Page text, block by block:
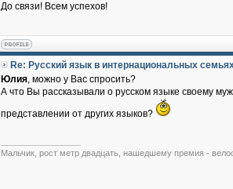
До связи! Всем успехов!
Re: Русский язык в интернациональных
Юлия, можно у Вас спросить?
А что Вы рассказывали о русском языке своему
представлении от других языков?
Мальчик, рост метр двадцать, нашедшему премия -